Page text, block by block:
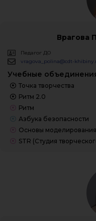
Врагова
Педагог ДО
vragova_polina@cdt-
Учебные
Точка творчества
Ритм 2.0
Ритм
Азбука безопасности
Основы
STR (Студия